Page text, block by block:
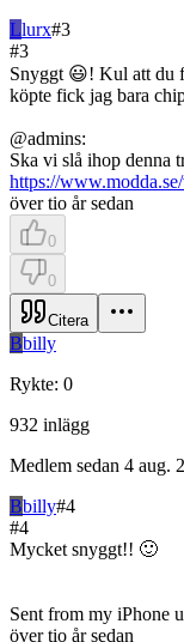
Llurx#3
#3
Snyggt 😃! Kul att du
köpte fick jag bara
@admins:
Ska vi slå ihop denna
https://
över tio år sedan
0
0
Citera
Bbilly
Rykte: 0
932 inlägg
Medlem sedan 4 aug.
Bbilly#4
#4
Mycket snyggt!! 🙂
Sent from my iPhone
över tio år sedan